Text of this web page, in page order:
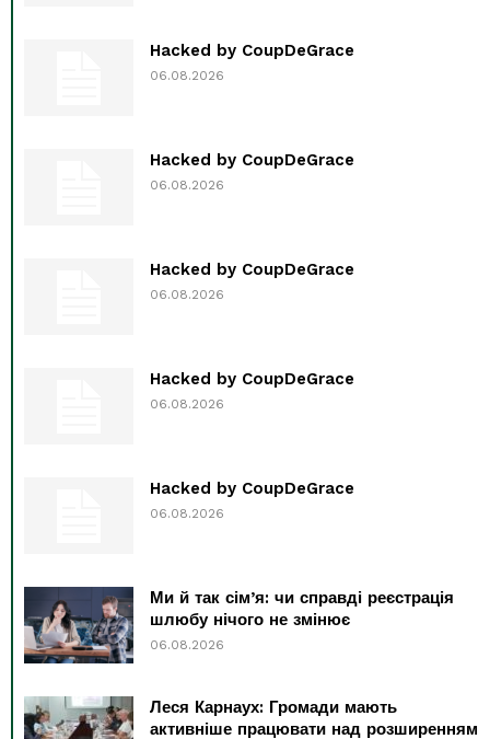
Hacked by CoupDeGrace
06.08.2026
Hacked by CoupDeGrace
06.08.2026
Hacked by CoupDeGrace
06.08.2026
Hacked by CoupDeGrace
06.08.2026
Hacked by CoupDeGrace
06.08.2026
Ми й так сім’я: чи справді реєстрація
шлюбу нічого не змінює
06.08.2026
Леся Карнаух: Громади мають
активніше працювати над розширенням